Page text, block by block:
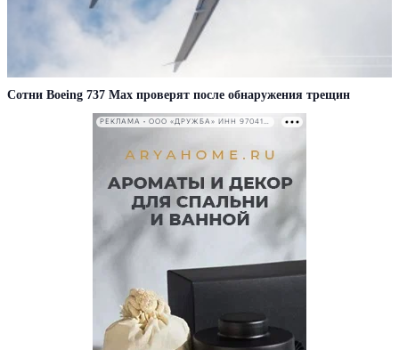
Сотни Boeing 737 Max проверят после обнаружения трещин
РЕКЛАМА • ООО «ДРУЖБА» ИНН 9704146411